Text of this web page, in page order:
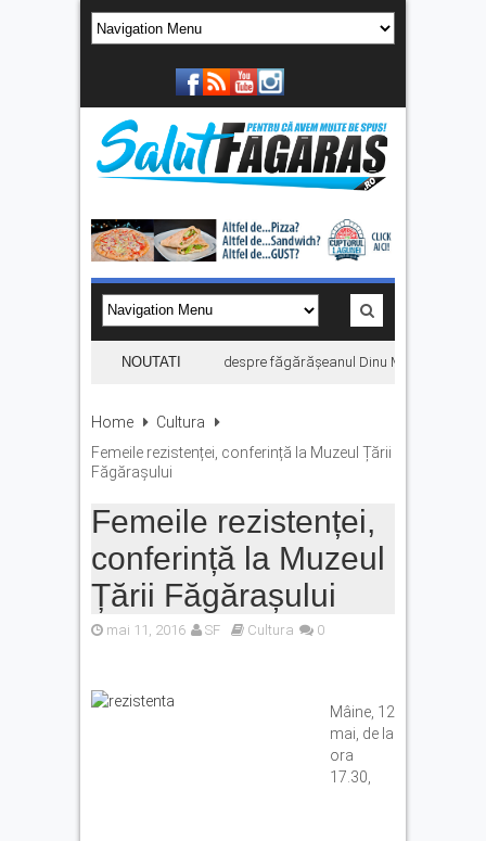
NOUTATI
„Hoinari prin munți”, filmul despre făgărășeanul Dinu Mititeanu, se
Home
Cultura
Femeile rezistenței, conferință la Muzeul Țării
Făgărașului
Femeile rezistenței,
conferință la Muzeul
Țării Făgărașului
mai 11, 2016 SF Cultura 0
Mâine, 12
mai, de la
ora
17.30,